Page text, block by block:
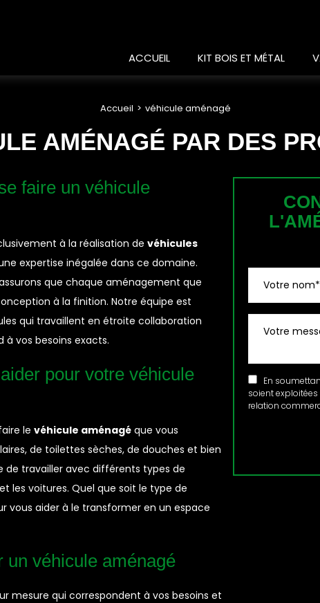
ACCUEIL KIT BOIS ET MÉTAL
Accueil véhicule aménagé
AMÉNAGÉ PAR DES
faire un véhicule
à la réalisation de véhicules
expertise inégalée dans ce domaine.
que chaque aménagement que
à la finition. Notre équipe est
qui travaillent en étroite collaboration
à vos besoins exacts.
pour votre véhicule
le véhicule aménagé que vous
de toilettes sèches, de douches et bien
de travailler avec différents types de
les voitures. Quel que soit le type de
vous aider à le transformer en un espace
un véhicule aménagé
mesure qui correspondent à vos besoins et
En
soient
relation